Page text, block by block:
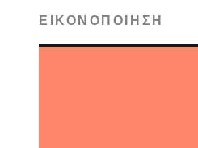
ΕΙΚΟΝΟΠΟΊΗΣΗ